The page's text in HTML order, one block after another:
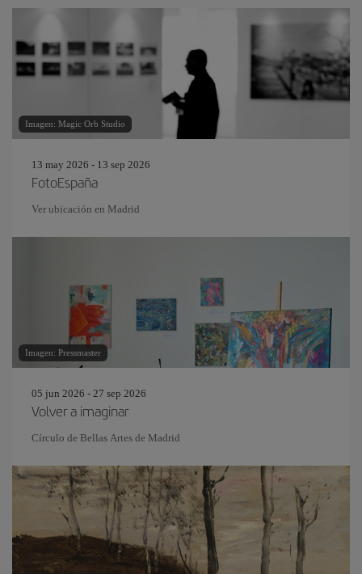
Imagen: Magic Orb Studio
13 may 2026 - 13 sep 2026
FotoEspaña
Ver ubicación en Madrid
Imagen: Pressmaster
05 jun 2026 - 27 sep 2026
Volver a imaginar
Círculo de Bellas Artes de Madrid